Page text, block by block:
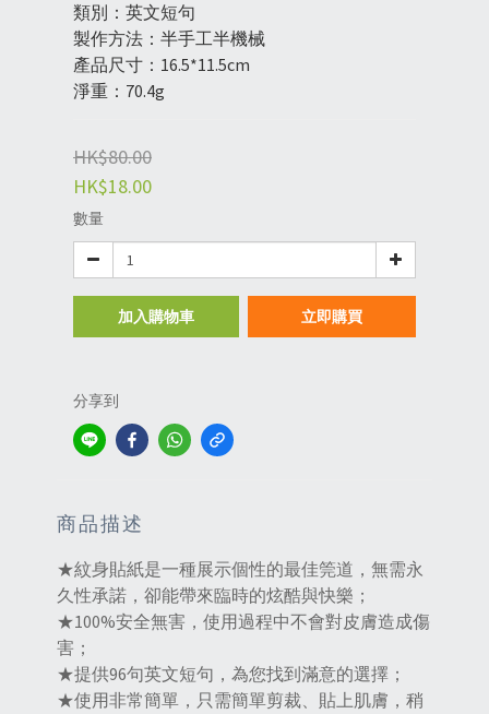
類別：英文短句
製作方法：半手工半機械
產品尺寸：16.5*11.5cm
淨重：70.4g
HK$80.00
HK$18.00
數量
加入購物車 立即購買
分享到
商品描述
★紋身貼紙是一種展示個性的最佳筦道，無需永
久性承諾，卻能帶來臨時的炫酷與快樂；
★100%安全無害，使用過程中不會對皮膚造成傷
害；
★提供96句英文短句，為您找到滿意的選擇；
★使用非常簡單，只需簡單剪裁、貼上肌膚，稍